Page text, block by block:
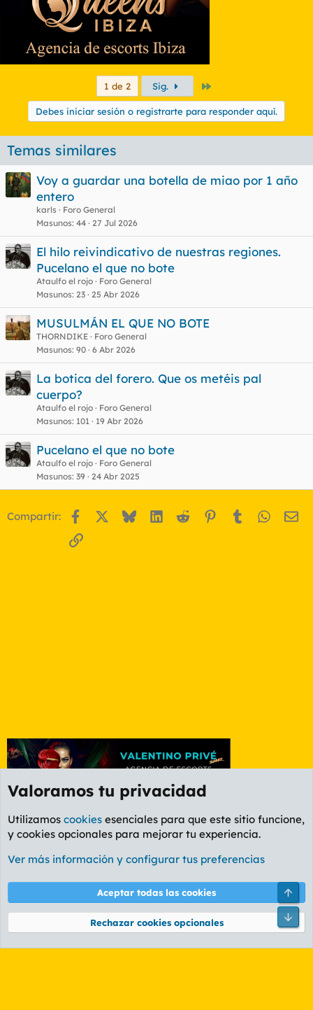
1 de 2 Sig.
Debes iniciar sesión o registrarte para responder aquí.
Temas similares
Voy a guardar una botella de miao por 1 año
entero
karls
Foro General
Masunos 44 27 Jul 2026
El hilo reivindicativo de nuestras regiones.
Pucelano el que no bote
Ataulfo el rojo
Foro General
Masunos 23 25 Abr 2026
MUSULMÁN EL QUE NO BOTE
THORNDIKE
Foro General
Masunos 90 6 Abr 2026
La botica del forero. Que os metéis pal
cuerpo?
Ataulfo el rojo
Foro General
Masunos 101 19 Abr 2026
Pucelano el que no bote
Ataulfo el rojo
Foro General
Masunos 39 24 Abr 2025
Compartir: Facebook BlueskyLinkedIn
Reddit Pinterest
Tumblr
Enlace
Foro General
Cookies
PL OLDSTYLE AMARILLO
Términos y reglas Política de privacidad Ayuda
Community platform by XenForo® © 2010-2026 XenForo Ltd.
Valoramos tu privacidad
Utilizamos cookies esenciales para que este sitio funcione,
y cookies opcionales para mejorar tu experiencia.
Ver más información y configurar tus preferencias
Aceptar todas las cookies
Rechazar cookies opcionales
Pie